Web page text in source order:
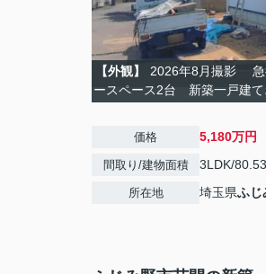
【外観】
2026年8月撮影 急
ースペース2台 新築一戸建て
価格 5,180万円
間取り/建物面積 3LDK/
所在地 埼玉県ふじ